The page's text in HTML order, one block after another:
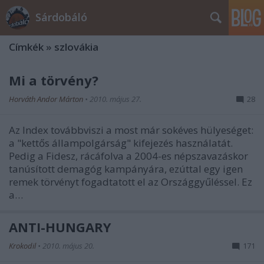
Sárdobáló
Címkék » szlovákia
Mi a törvény?
Horváth Andor Márton • 2010. május 27. 28
Az Index továbbviszi a most már sokéves hülyeséget:
a "kettős állampolgárság" kifejezés használatát.
Pedig a Fidesz, rácáfolva a 2004-es népszavazáskor
tanúsított demagóg kampányára, ezúttal egy igen
remek törvényt fogadtatott el az Országgyűléssel. Ez
a…
ANTI-HUNGARY
Krokodil • 2010. május 20. 171